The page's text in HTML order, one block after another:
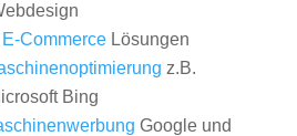
E-CommerceLösungen
z.B.
Bing
Google und